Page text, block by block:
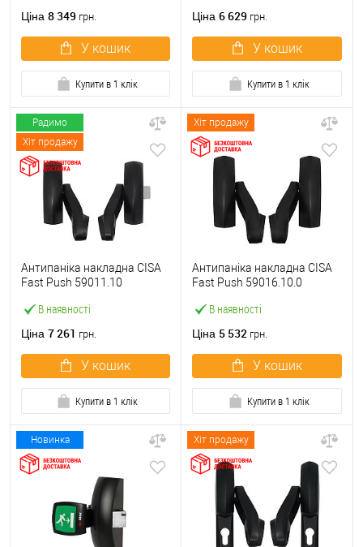
Ціна 8 349 грн.
У кошик
Купити в 1 клік
Ціна 6 629 грн.
У кошик
Купити в 1 клік
Радимо
Хіт продажу
В наявності
Антипаніка накладна CISA
Fast Push 59011.10
штанги
Ціна 7 261 грн.
У кошик
Купити в 1 клік
Хіт продажу
В наявності
Антипаніка накладна CISA
Fast Push 59016.10.0
штанги
Ціна 5 532 грн.
У кошик
Купити в 1 клік
Новинка Хіт продажу